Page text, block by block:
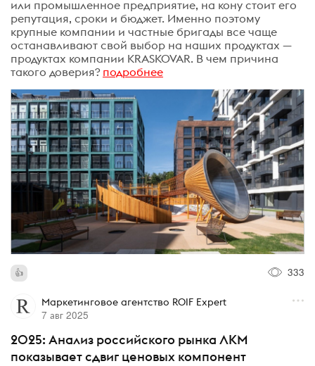
или промышленное предприятие, на кону стоит его
репутация, сроки и бюджет. Именно поэтому
крупные компании и частные бригады все чаще
останавливают свой выбор на наших продуктах —
продуктах компании KRASKOVAR. В чем причина
такого доверия? подробнее
333
Маркетинговое агентство ROIF Expert
7 авг 2025
2025: Анализ российского рынка ЛКМ
показывает сдвиг ценовых компонент